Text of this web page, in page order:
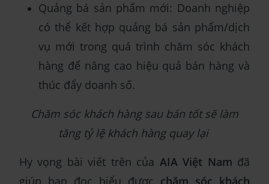
Quảng bá sản phẩm mới: Doanh nghiệp
có thể kết hợp quảng bá sản phẩm/dịch
vụ mới trong quá trình chăm sóc khách
hàng để nâng cao hiệu quả bán hàng và
thúc đẩy doanh số.
Chăm sóc khách hàng sau bán tốt sẽ làm
tăng tỷ lệ khách hàng quay lại
Hy vọng bài viết trên của AIA Việt Nam đã
giúp bạn đọc hiểu được chăm sóc khách